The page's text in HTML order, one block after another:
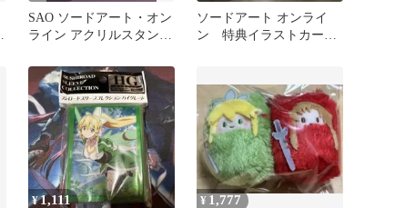
SAO ソードアート・オン
ライン アクリルスタンド
ソードアート オンライ
ン 特典イラストカー
¥1,111 ¥ 1,777